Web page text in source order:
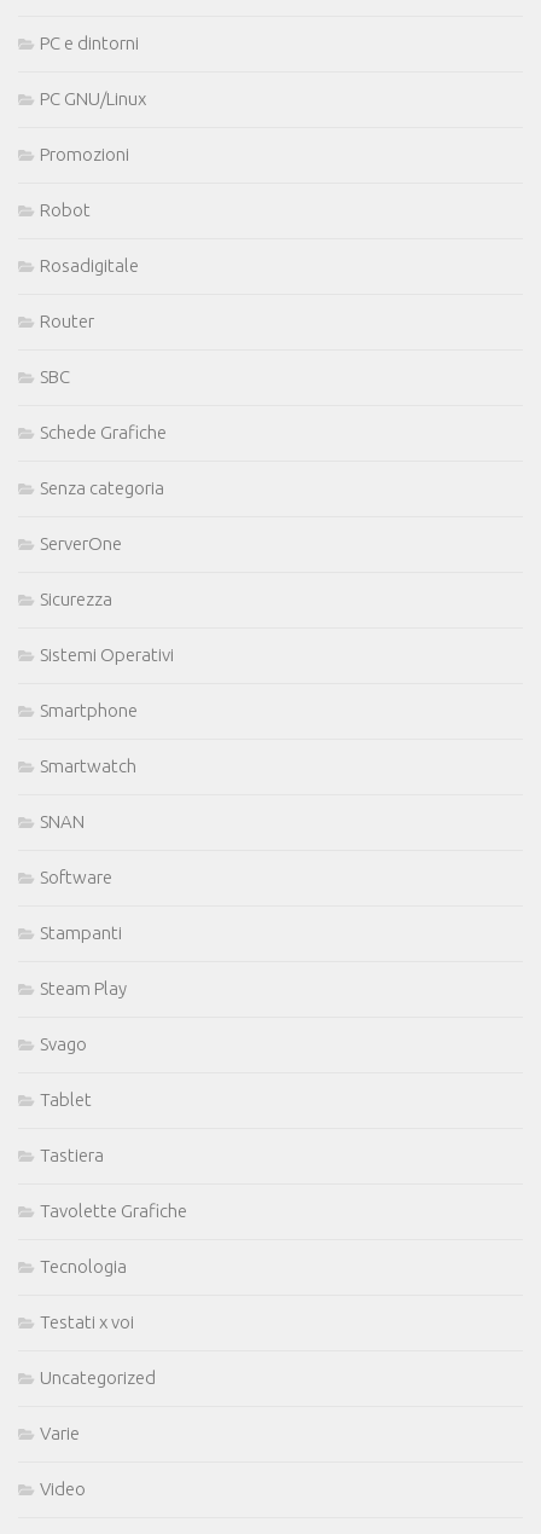
PC e dintorni
PC GNU/Linux
Promozioni
Robot
Rosadigitale
Router
SBC
Schede Grafiche
Senza categoria
ServerOne
Sicurezza
Sistemi Operativi
Smartphone
Smartwatch
SNAN
Software
Stampanti
Steam Play
Svago
Tablet
Tastiera
Tavolette Grafiche
Tecnologia
Testati x voi
Uncategorized
Varie
Video